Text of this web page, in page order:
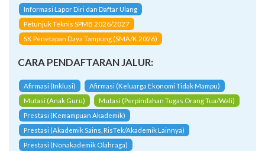
Informasi Lapor Diri dan Daftar Ulang
Petunjuk Teknis SPMB 2026/2027
SK Penetapan Daya Tampung (SMA/K 2026)
CARA PENDAFTARAN JALUR:
Afirmasi (Inklusi)
Afirmasi (Keluarga Ekonomi Tidak Mampu)
Mutasi (Anak Guru)
Mutasi (Perpindahan Tugas Orang Tua/Wali)
Prestasi (Kemampuan Akademik)
Prestasi (Akademik Sains, RisTek/Akademik Lainnya)
Prestasi (Nonakademik Olahraga)